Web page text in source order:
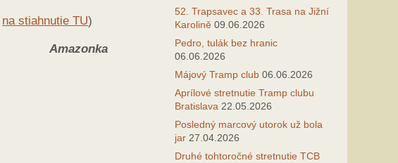
na stiahnutie TU)
Amazonka
52. Trapsavec a 33. Trasa na Jižní
Karolině 09.06.2026
Pedro, tulák bez hranic
06.06.2026
Májový Tramp club 06.06.2026
Aprílové stretnutie Tramp clubu
Bratislava 22.05.2026
Posledný marcový utorok už bola
jar 27.04.2026
Druhé tohtoročné stretnutie TCB